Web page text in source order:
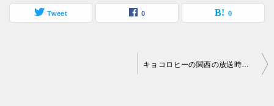
Tweet 0 0
キョコロヒーの関西の放送時間はいつ？見逃し配信はどこで見れる？